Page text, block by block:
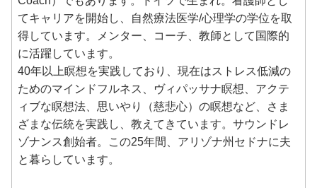
てキャリアを開始し、自然療法医学/心理学の学位を取
得しています。メンター、コーチ、教師として国際的
に活躍しています。
40年以上瞑想を実践しており、現在はストレス低減の
ためのマインドフルネス、ヴィパッサナ瞑想、アクテ
ィブな瞑想法、思いやり（慈悲心）の瞑想など、さま
ざまな伝統を実践し、教えてきています。サウンドレ
ゾナンス創始者。この25年間、アリゾナ州セドナに夫
と暮らしています。